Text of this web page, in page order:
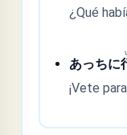
¿Qué
あっちに
¡Vete